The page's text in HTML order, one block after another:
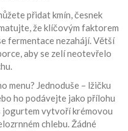
přidat kmín, česnek
že klíčovým faktorem
fermentace nezahájí. Větší
aby se zelí neotevřelo
menu? Jednoduše – lžičku
ho podávejte jako přílohu
jogurtem vytvoří krémovou
chlebu. Žádné